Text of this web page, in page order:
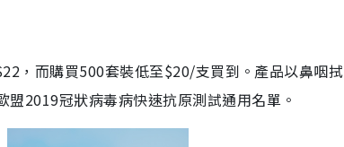
，而購買500套裝低至$20/支買到。產品以鼻咽
2019冠狀病毒病快速抗原測試通用名單。